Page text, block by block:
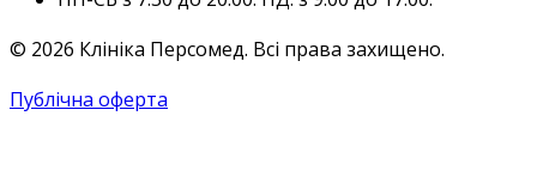
© 2026 Клініка Персомед. Всі права захищено.
Публічна оферта